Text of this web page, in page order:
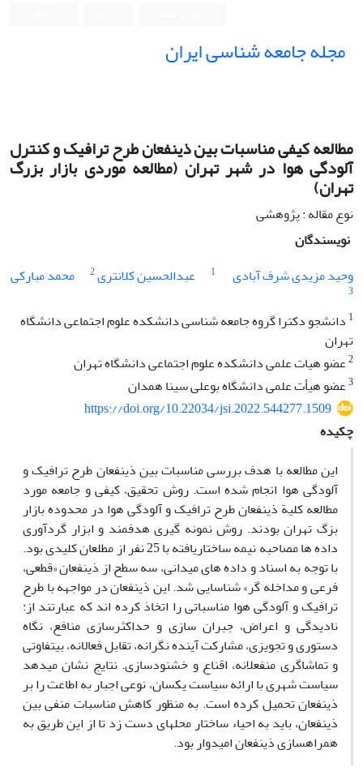
مجله جامعه شناسی ایران
مطالعه‌ کیفی مناسبات بین ذینفعان طرح ترافیک و کنترل
آلودگی هوا در شهر تهران (مطالعه موردی بازار بزرگ
تهران)
نوع مقاله : پژوهشی
نویسندگان
وحید مزیدی شرف آبادی
1 عبدالحسین کلانتری2 محمد مبارکی
3
1 دانشجو دکترا گروه جامعه شناسی دانشکده علوم اجتماعی دانشگاه
تهران
2عضو هیات علمی دانشکده علوم اجتماعی دانشگاه تهران
3عضو هیأت علمی دانشگاه بوعلی سینا همدان
https://doi.org/10.22034/jsi.2022.544277.1509
چکیده
این مطالعه با هدف بررسی مناسبات بین ذینفعان طرح ترافیک و
آلودگی هوا انجام شده است. روش تحقیق، کیفی و جامعه مورد
مطالعه کلیة ذینفعان طرح ترافیک و آلودگی هوا در محدوده بازار
بزگ تهران بودند. روش نمونه گیری هدفمند و ابزار گردآوری
داده ها مصاحبه نیمه ساختاریافته با 25 نفر از مطلعان کلیدی بود.
با توجه به اسناد و داده های میدانی، سه سطح از ذینفعان «قطعی،
فرعی و مداخله گر» شناسایی شد. این ذینفعان در مواجهه با طرح
ترافیک و آلودگی هوا مناسباتی را اتخاذ کرده اند که عبارتند از:
نادیدگی و اعراض، جبران سازی و حداکثرسازی منافع، نگاه
دستوری و تجویزی، مشارکت آینده نگرانه، تقابل فعالانه، بیتفاوتی
و تماشاگری منفعلانه، اقناع و خشنودسازی. نتایج نشان میدهد
سیاست شهری با ارائه سیاست یکسان، نوعی اجبار به اطاعت را بر
ذینفعان تحمیل کرده است. به منظور کاهش مناسبات منفی بین
ذینفعان، باید به احیاء ساختار محلهای دست زد تا از این طریق به
همراهسازی ذینفعان امیدوار بود.